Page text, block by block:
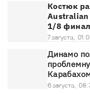
Костюк
Australian
1/8
7 августа,
Динамо
6 августа,